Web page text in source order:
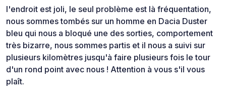
l'endroit est joli, le seul problème est là fréquentation,
nous sommes tombés sur un homme en Dacia Duster
bleu qui nous a bloqué une des sorties, comportement
très bizarre, nous sommes partis et il nous a suivi sur
plusieurs kilomètres jusqu'à faire plusieurs fois le tour
d'un rond point avec nous ! Attention à vous s'il vous
plaît.